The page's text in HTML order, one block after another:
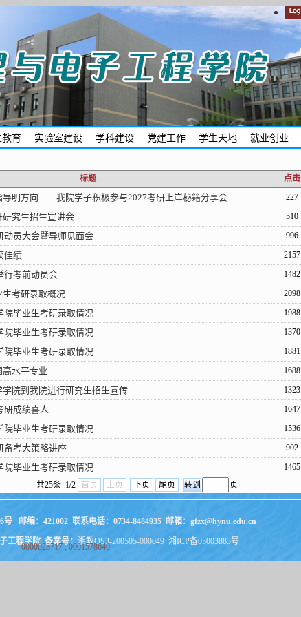
教育 实验室建设 学科建设 党建工作 学生天地 就业创业
标题 点击
导明方向——我院学子积极参与2027考研上岸秘籍分享会 227
究生招生宣讲会 510
动员大会暨导师见面会​ 996
佳绩 2157
行考前动员会 1482
考研录取概况 2098
院毕业生考研录取情况 1988
院毕业生考研录取情况 1370
院毕业生考研录取情况 1881
水平专业 1688
院到我院进行研究生招生宣传 1323
研成绩喜人 1647
院毕业生考研录取情况 1536
备考大策略讲座 902
院毕业生考研录取情况 1465
共25条 1/2
首页 上页 下页 尾页 页
号 邮编：421002 联系电话：0734-8484935 邮箱：gfzx@hynu.edu.cn
工程学院备案号：湘教QS3-200505-000049 湘ICP备05003883号
0000023717 ,0001578640